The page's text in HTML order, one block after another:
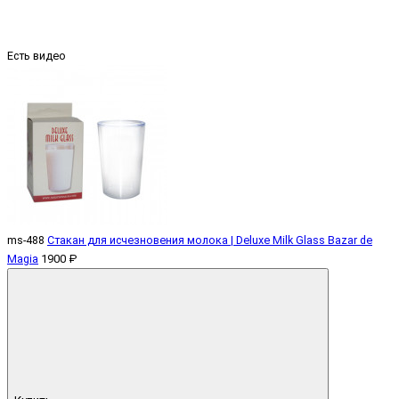
Есть видео
ms-488 Стакан для исчезновения молока | Deluxe Milk Glass Bazar de
Magia 1900 ₽